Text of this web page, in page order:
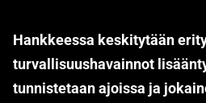
Hankkeessa keskitytään
turvallisuushavainnot
tunnistetaan ajoissa ja